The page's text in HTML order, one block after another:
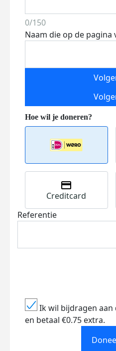
0/150
Naam die op de pagina
Creditcard
Referentie
Ik wil bijdragen
en betaal €0.75 extra.